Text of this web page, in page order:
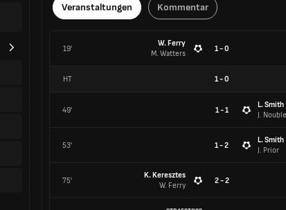
Veranstaltungen Kommentar
19'
W. Ferry
M. Watters
1 - 0
HT 1-0
49' 1 - 1
L. Smith
J. Nouble
53' 1 - 2
L. Smith
J. Prior
75'
K. Keresztes
W. Ferry
2 - 2